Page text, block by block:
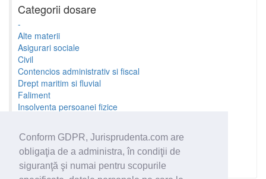
Conform GDPR, Jurisprudenta.com are
obligaţia de a administra, în condiţii de
siguranţă şi numai pentru scopurile
Categorii dosare
-
Alte materii
Asigurari sociale
Civil
Contencios administrativ si fiscal
Drept maritim si fluvial
Faliment
Insolventa persoanei fizice
Minori si familie
Penal
Proprietate Intelectuala